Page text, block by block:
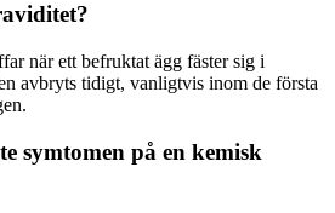
när ett befruktat ägg fäster sig i
avbryts tidigt, vanligtvis inom de första
symtomen på en kemisk